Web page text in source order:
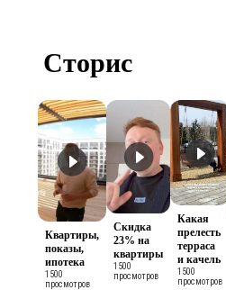
Сторис
Квартиры,
показы,
ипотека
1500
просмотров
Скидка
23% на
квартиры
1500
просмотров
Какая
прелесть
терраса
и качель
1500
просмотров